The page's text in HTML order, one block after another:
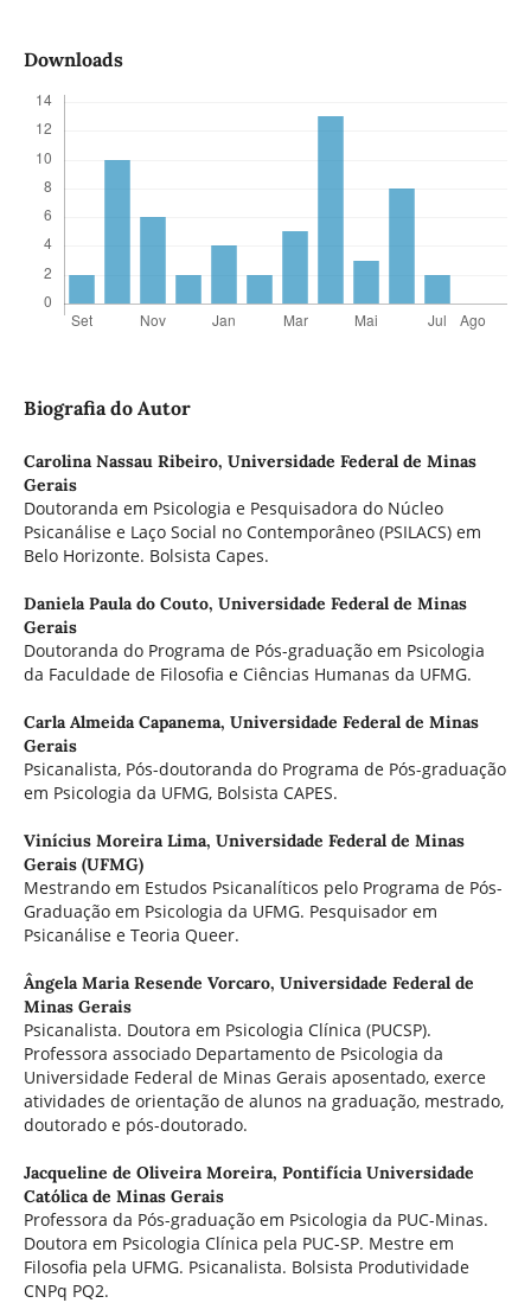
Downloads
Biografia do Autor
Carolina Nassau Ribeiro, Universidade Federal de Minas
Gerais
Doutoranda em Psicologia e Pesquisadora do Núcleo
Psicanálise e Laço Social no Contemporâneo (PSILACS) em
Belo Horizonte. Bolsista Capes.
Daniela Paula do Couto, Universidade Federal de Minas
Gerais
Doutoranda do Programa de Pós-graduação em Psicologia
da Faculdade de Filosofia e Ciências Humanas da UFMG.
Carla Almeida Capanema, Universidade Federal de Minas
Gerais
Psicanalista, Pós-doutoranda do Programa de Pós-graduação
em Psicologia da UFMG, Bolsista CAPES.
Vinícius Moreira Lima, Universidade Federal de Minas
Gerais (UFMG)
Mestrando em Estudos Psicanalíticos pelo Programa de Pós-
Graduação em Psicologia da UFMG. Pesquisador em
Psicanálise e Teoria Queer.
Ângela Maria Resende Vorcaro, Universidade Federal de
Minas Gerais
Psicanalista. Doutora em Psicologia Clínica (PUCSP).
Professora associado Departamento de Psicologia da
Universidade Federal de Minas Gerais aposentado, exerce
atividades de orientação de alunos na graduação, mestrado,
doutorado e pós-doutorado.
Jacqueline de Oliveira Moreira, Pontifícia Universidade
Católica de Minas Gerais
Professora da Pós-graduação em Psicologia da PUC-Minas.
Doutora em Psicologia Clínica pela PUC-SP. Mestre em
Filosofia pela UFMG. Psicanalista. Bolsista Produtividade
CNPq PQ2.